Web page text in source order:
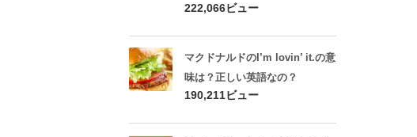
222,066ビュー
マクドナルドのI’m lovin’ it.の意
味は？正しい英語なの？
190,211ビュー